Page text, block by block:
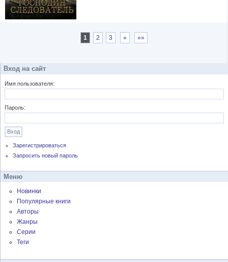
1 2 3 » »»
Вход на сайт
Имя пользователя:
Пароль:
Зарегистрироваться
Запросить новый пароль
Меню
Новинки
Популярные книги
Авторы
Жанры
Серии
Теги